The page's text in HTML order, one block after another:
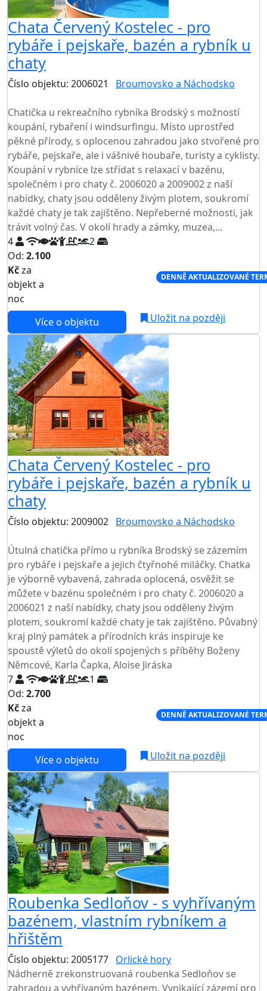
Chata Červený Kostelec - pro
rybáře i pejskaře, bazén a rybník u
chaty
Číslo objektu: 2006021 Broumovsko a Náchodsko
Chatička u rekreačního rybníka Brodský s možností
koupání, rybaření i windsurfingu. Místo uprostřed
pěkné přírody, s oplocenou zahradou jako stvořené pro
rybáře, pejskaře, ale i vášnivé houbaře, turisty a cyklisty.
Koupání v rybníce lze střídat s relaxací v bazénu,
společném i pro chaty č. 2006020 a 2009002 z naší
nabídky, chaty jsou odděleny živým plotem, soukromí
každé chaty je tak zajištěno. Nepřeberné možnosti, jak
trávit volný čas. V okolí hrady a zámky, muzea,...
4
2
Od: 2.100
Kčza
objekt a
noc
DENNĚ AKTUALIZOVANÉ
Více o objektu Uložit na později
Chata Červený Kostelec - pro
rybáře i pejskaře, bazén a rybník u
chaty
Číslo objektu: 2009002 Broumovsko a Náchodsko
Útulná chatička přímo u rybníka Brodský se zázemím
pro rybáře i pejskaře a jejich čtyřnohé miláčky. Chatka
je výborně vybavená, zahrada oplocená, osvěžit se
můžete v bazénu společném i pro chaty č. 2006020 a
2006021 z naší nabídky, chaty jsou odděleny živým
plotem, soukromí každé chaty je tak zajištěno. Půvabný
kraj plný památek a přírodních krás inspiruje ke
spoustě výletů do okolí spojených s příběhy Boženy
Němcové, Karla Čapka, Aloise Jiráska
7
1
Od: 2.700
Kčza
objekt a
noc
DENNĚ AKTUALIZOVANÉ
Více o objektu Uložit na později
Roubenka Sedloňov - s vyhřívaným
bazénem, vlastním rybníkem a
hřištěm
Číslo objektu: 2005177 Orlické hory
Nádherně zrekonstruovaná roubenka Sedloňov se
zahradou a vyhřívaným bazénem. Vynikající zázemí pro